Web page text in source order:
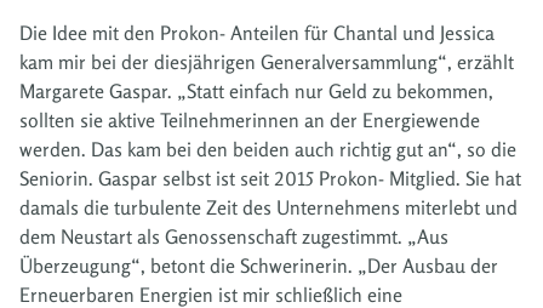
Die Idee mit den Prokon- Anteilen für Chantal und Jessica
kam mir bei der diesjährigen Generalversammlung“, erzählt
Margarete Gaspar. „Statt einfach nur Geld zu bekommen,
sollten sie aktive Teilnehmerinnen an der Energiewende
werden. Das kam bei den beiden auch richtig gut an“, so die
Seniorin. Gaspar selbst ist seit 2015 Prokon- Mitglied. Sie hat
damals die turbulente Zeit des Unternehmens miterlebt und
dem Neustart als Genossenschaft zugestimmt. „Aus
Überzeugung“, betont die Schwerinerin. „Der Ausbau der
Erneuerbaren Energien ist mir schließlich eine